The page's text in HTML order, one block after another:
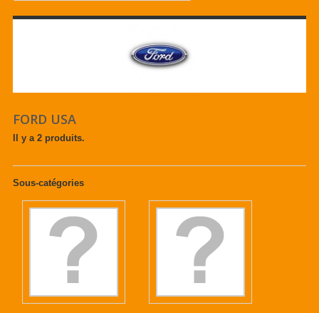
FORD USA
Il y a 2 produits.
Sous-catégories